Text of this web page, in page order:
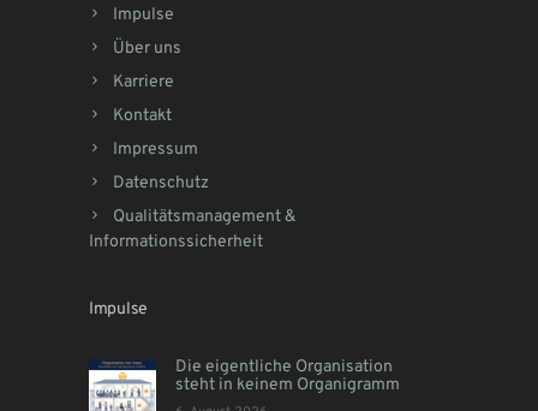
Impulse
Über uns
Karriere
Kontakt
Impressum
Datenschutz
Qualitätsmanagement &
Informationssicherheit
Impulse
Die eigentliche Organisation
steht in keinem Organigramm